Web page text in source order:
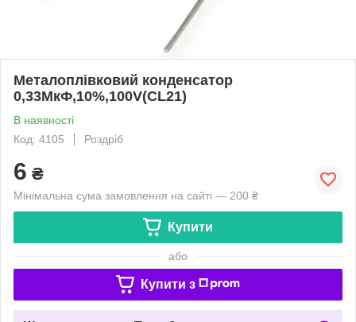
Металоплівковий конденсатор
0,33МкФ,10%,100V(CL21)
В наявності
Код: 4105
Роздріб
6 ₴
Мінімальна сума замовлення на сайті — 200 ₴
Купити
або
Купити з